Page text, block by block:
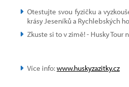
Otestujte svou fyzičku a
krásy Jeseníků a Rychlebských
Zkuste si to v zimě! - Husky Tour
Více info:www.huskyzazitky.cz